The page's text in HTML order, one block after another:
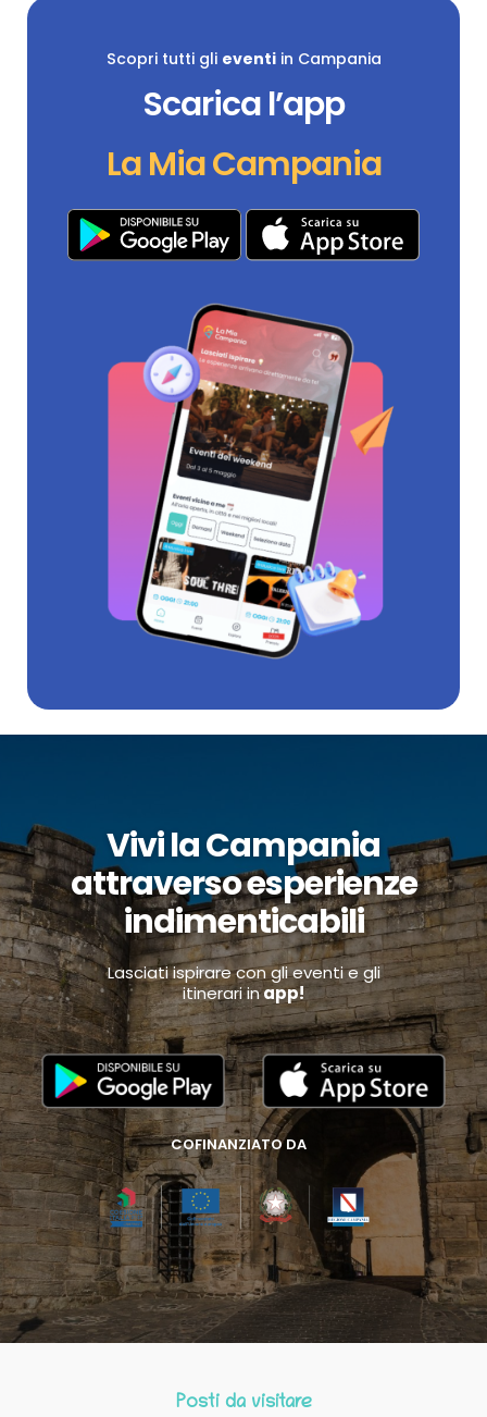
Scopri tutti gli eventiin Campania
Scarica l’app
La Mia Campania
Vivi la Campania
attraverso esperienze
indimenticabili
Lasciati ispirare con gli eventi e gli
itinerari inapp!
COFINANZIATO DA
Posti da visitare